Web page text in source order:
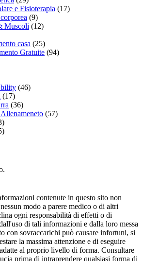
e Fisioterapia (17)
(9)
Muscoli (12)
casa (25)
Gratuite (94)
(46)
(17)
(36)
(57)
contenute in questo sito non
modo a parere medico o di altri
ogni responsabilità di effetti o di
di tali informazioni e dalla loro messa
con sovraccarichi può causare infortuni, si
la massima attenzione e di eseguire
al proprio livello di forma. Consultare
prima di intraprendere qualsiasi forma di